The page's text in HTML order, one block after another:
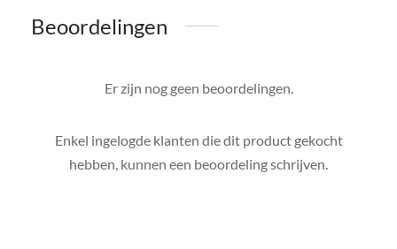
Beoordelingen
Er zijn nog geen beoordelingen.
Enkel ingelogde klanten die dit product gekocht
hebben, kunnen een beoordeling schrijven.